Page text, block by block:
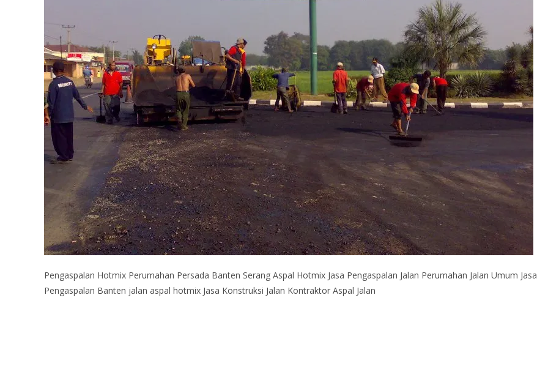
Pengaspalan Hotmix Perumahan Persada Banten Serang Aspal Hotmix Jasa Pengaspalan Jalan Perumahan Jalan Umum Jasa
Pengaspalan Banten jalan aspal hotmix Jasa Konstruksi Jalan Kontraktor Aspal Jalan